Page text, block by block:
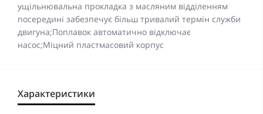
ущільнювальна прокладка з масляним відділенням
посередині забезпечує більш тривалий термін служби
двигуна;Поплавок автоматично відключає
насос;Міцний пластмасовий корпус
Характеристики